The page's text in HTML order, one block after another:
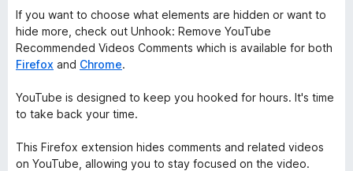
If you want to choose what elements are hidden or want to
hide more, check out Unhook: Remove YouTube
Recommended Videos Comments which is available for both
Firefox and Chrome.
YouTube is designed to keep you hooked for hours. It's time
to take back your time.
This Firefox extension hides comments and related videos
on YouTube, allowing you to stay focused on the video.